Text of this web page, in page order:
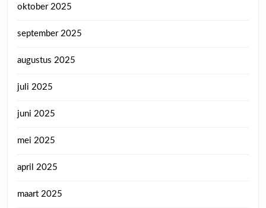
oktober 2025
september 2025
augustus 2025
juli 2025
juni 2025
mei 2025
april 2025
maart 2025